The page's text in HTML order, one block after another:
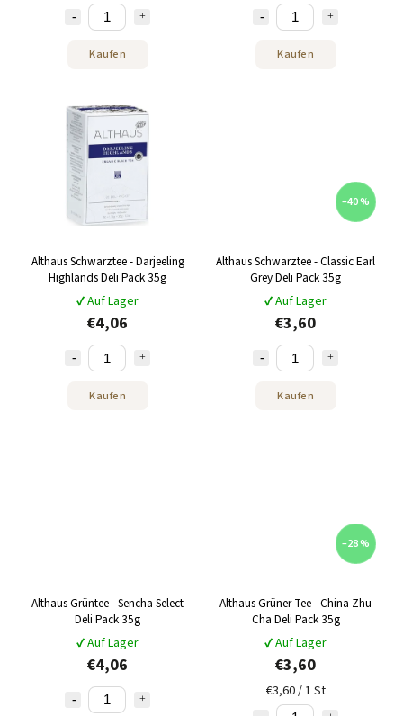
Kaufen Kaufen
Althaus Schwarztee - Darjeeling
Highlands Deli Pack 35g
✔ Auf Lager
€4,06
Kaufen
–40 %
Althaus Schwarztee - Classic Earl
Grey Deli Pack 35g
✔ Auf Lager
€3,60
Kaufen
Althaus Grüntee - Sencha Select
Deli Pack 35g
✔ Auf Lager
€4,06
–28 %
Althaus Grüner Tee - China Zhu
Cha Deli Pack 35g
✔ Auf Lager
€3,60
€3,60 / 1 St